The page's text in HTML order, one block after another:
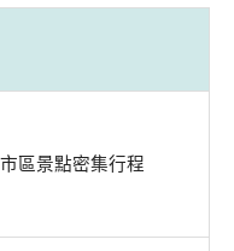
區景點密集行程